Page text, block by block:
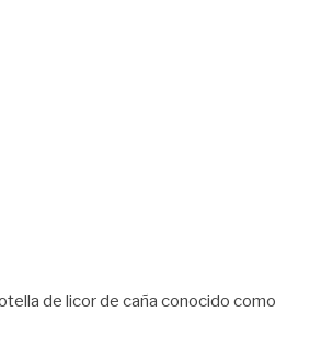
de licor de caña conocido como